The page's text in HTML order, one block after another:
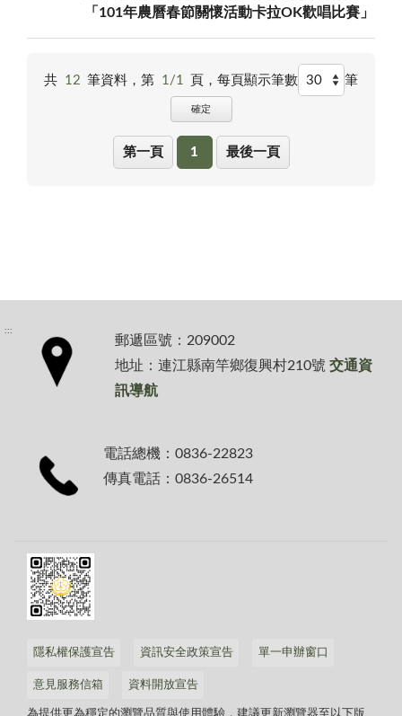
「101年農曆春節關懷活動卡拉OK歡唱比賽」
共 12 筆資料，第 1/1 頁，每頁顯示筆數 筆
確定
第一頁 1 最後一頁
:::
郵遞區號：209002
地址：連江縣南竿鄉復興村210號 交通資
訊導航
電話總機：0836-22823
傳真電話：0836-26514
隱私權保護宣告 資訊安全政策宣告 單一申辦窗口
意見服務信箱 資料開放宣告